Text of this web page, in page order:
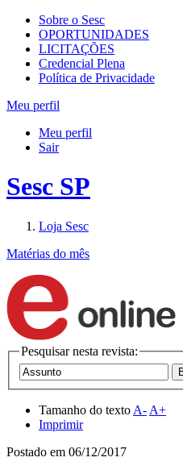
Sobre o Sesc
OPORTUNIDADES
LICITAÇÕES
Credencial Plena
Política de Privacidade
Meu perfil
Meu perfil
Sair
Sesc SP
Loja Sesc
Matérias do mês
Pesquisar nesta revista:
Tamanho do texto A- A+
Imprimir
Postado em 06/12/2017